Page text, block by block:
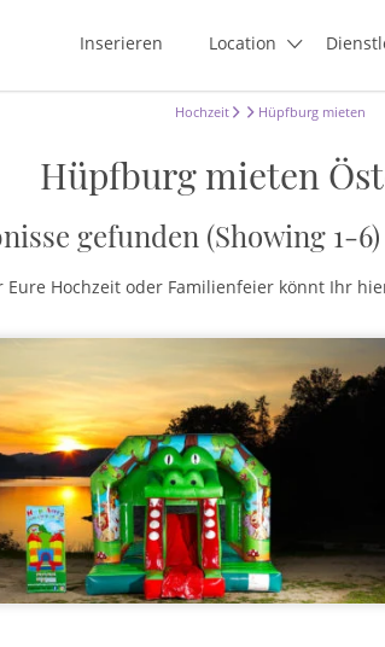
Inserieren Location
Hochzeit Hüpfburg mieten
Hüpfburg mieten
gefunden (Showing 1-6)
Hochzeit oder Familienfeier könnt Ihr